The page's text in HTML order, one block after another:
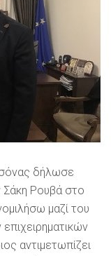
δήλωσε
Σάκη Ρουβά στο
μαζί του
αντιμετωπίζει